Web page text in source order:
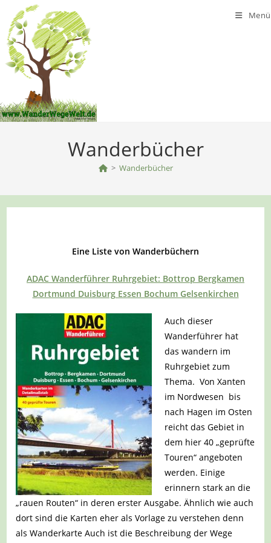
Inhalt
springen
Menü
Wanderbücher
> Wanderbücher
Eine Liste von Wanderbüchern
ADAC Wanderführer Ruhrgebiet: Bottrop Bergkamen
Dortmund Duisburg Essen Bochum Gelsenkirchen
Auch dieser
Wanderführer hat
das wandern im
Ruhrgebiet zum
Thema. Von Xanten
im Nordwesen bis
nach Hagen im Osten
reicht das Gebiet in
dem hier 40 „geprüfte
Touren“ angeboten
werden. Einige
erinnern stark an die
„rauen Routen“ in deren erster Ausgabe. Ähnlich wie auch
dort sind die Karten eher als Vorlage zu verstehen denn
als Wanderkarte Auch ist die Beschreibung der Wege